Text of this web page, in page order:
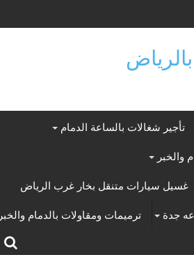
تأجير شغالات بالساعة الدمام
والخبر
غسيل سيارات متنقل بخار غرب الرياض
جدة ترميمات ومقاولات بالدمام والخبر